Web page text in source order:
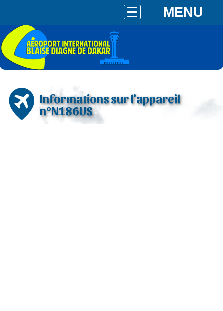
MENU
Informations sur l'appareil
n°N186US